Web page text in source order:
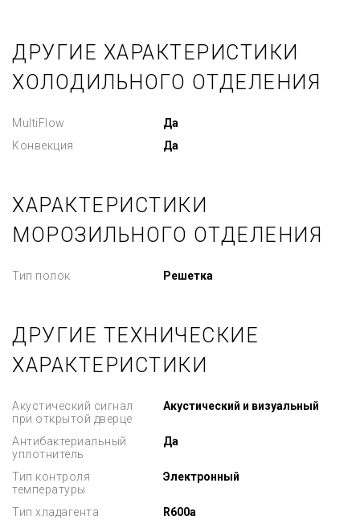
ДРУГИЕ ХАРАКТЕРИСТИКИ
ХОЛОДИЛЬНОГО ОТДЕЛЕНИЯ
MultiFlow
Да
Конвекция
Да
ХАРАКТЕРИСТИКИ
МОРОЗИЛЬНОГО ОТДЕЛЕНИЯ
Тип полок Решетка
ДРУГИЕ ТЕХНИЧЕСКИЕ
ХАРАКТЕРИСТИКИ
Акустический сигнал
при открытой дверце
Акустический и визуальный
Антибактериальный
уплотнитель
Да
Тип контроля
температуры
Электронный
Тип хладагента
R600a